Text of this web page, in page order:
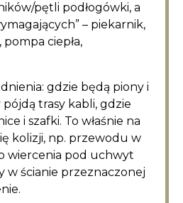
pętli podłogówki, a
– piekarnik,
ciepła,
gdzie będą piony i
trasy kabli, gdzie
i szafki. To właśnie na
kolizji, np. przewodu w
wiercenia pod uchwyt
w ścianie przeznaczonej